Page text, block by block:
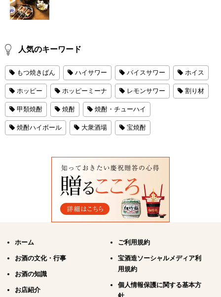
人気のキーワード
もつ焼きばん ハイサワー バイスサワー ホイス
ホッピー ホッピーミーナ レモンサワー 割り材
甲類焼酎 焼酎 焼酎・チューハイ
焼酎ハイボール 大衆酒場 宝焼酎
ホーム
お酒の文化・行事
お酒の知識
お店紹介
ご利用規約
宝酒造ソーシャルメディア利
用規約
個人情報保護に関する基本方